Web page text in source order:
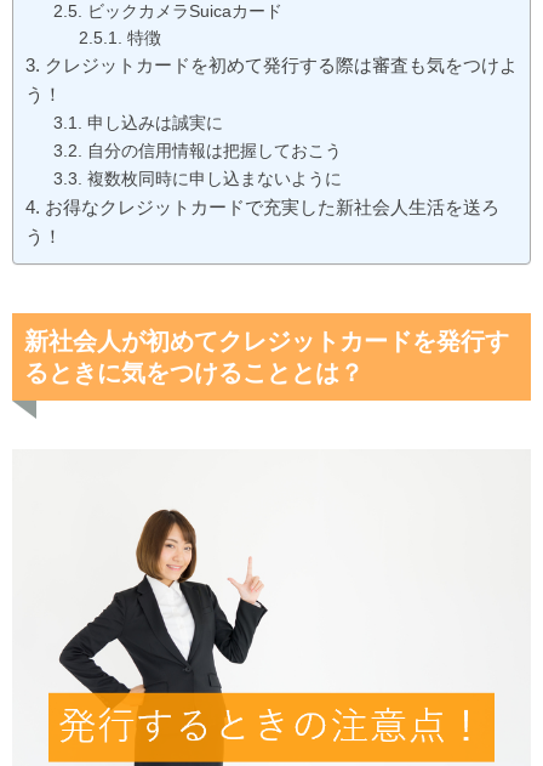
ビックカメラSuicaカード
特徴
クレジットカードを初めて発行する際は審査も気をつけよ
う！
申し込みは誠実に
自分の信用情報は把握しておこう
複数枚同時に申し込まないように
お得なクレジットカードで充実した新社会人生活を送ろ
う！
新社会人が初めてクレジットカードを発行す
るときに気をつけることとは？